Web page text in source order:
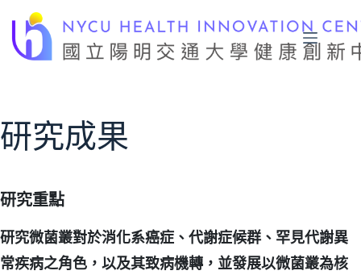
主
研究成果
研究重點
研究微菌叢對於消化系癌症、代謝症候群、罕見代謝異
常疾病之角色，以及其致病機轉，並發展以微菌叢為核